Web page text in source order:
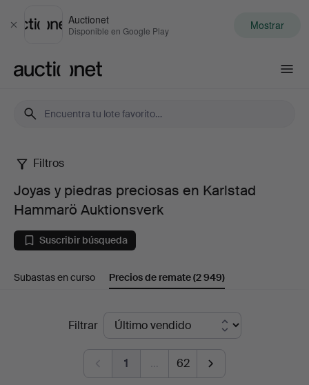
Cerrar
Auctionet
Disponible en Google Play Mostrar
Joyas
piedras
preciosas
Karlstad
Hammarö
Filtros
Joyas y piedras preciosas en Karlstad
Hammarö Auktionsverk
Suscribir búsqueda
Subastas en curso Precios de remate(2 949)
Filtrar
1 … 62